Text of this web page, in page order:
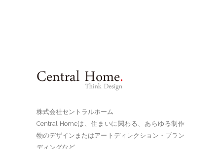
株式会社セントラルホーム
Central Homeは、住まいに関わる、あらゆる制作
物のデザインまたはアートディレクション・ブラン
ディングなど、